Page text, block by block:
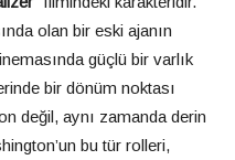
olan bir eski ajanın
güçlü bir varlık
bir dönüm noktası
değil, aynı zamanda derin
bu tür rolleri,